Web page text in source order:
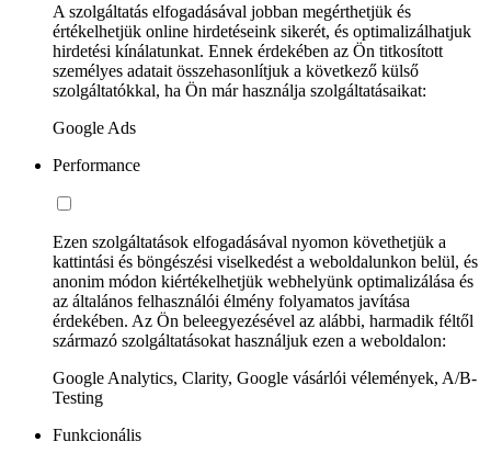
A szolgáltatás elfogadásával jobban megérthetjük és
értékelhetjük online hirdetéseink sikerét, és optimalizálhatjuk
hirdetési kínálatunkat. Ennek érdekében az Ön titkosított
személyes adatait összehasonlítjuk a következő külső
szolgáltatókkal, ha Ön már használja szolgáltatásaikat:
Google Ads
Performance
Ezen szolgáltatások elfogadásával nyomon követhetjük a
kattintási és böngészési viselkedést a weboldalunkon belül, és
anonim módon kiértékelhetjük webhelyünk optimalizálása és
az általános felhasználói élmény folyamatos javítása
érdekében. Az Ön beleegyezésével az alábbi, harmadik féltől
származó szolgáltatásokat használjuk ezen a weboldalon:
Google Analytics, Clarity, Google vásárlói vélemények, A/B-
Testing
Funkcionális